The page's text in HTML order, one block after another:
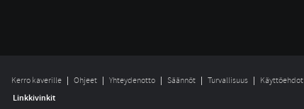
Kerro kaverille Ohjeet Yhteydenotto Säännöt Turvallisuus Käyttöehdot
Linkkivinkit